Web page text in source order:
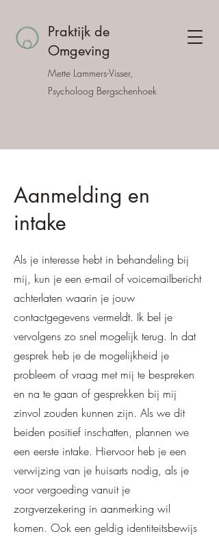
Praktijk de
Omgeving
Mette Lammers-Visser,
Psycholoog Bergschenhoek
Aanmelding en
intake
Als je interesse hebt in behandeling bij
mij, kun je een e-mail of voicemailbericht
achterlaten waarin je jouw
contactgegevens vermeldt. Ik bel je
vervolgens zo snel mogelijk terug. In dat
gesprek heb je de mogelijkheid je
probleem of vraag met mij te bespreken
en na te gaan of gesprekken bij mij
zinvol zouden kunnen zijn. Als we dit
beiden positief inschatten, plannen we
een eerste intake. Hiervoor heb je een
verwijzing van je huisarts nodig, als je
voor vergoeding vanuit je
zorgverzekering in aanmerking wil
komen. Ook een geldig identiteitsbewijs